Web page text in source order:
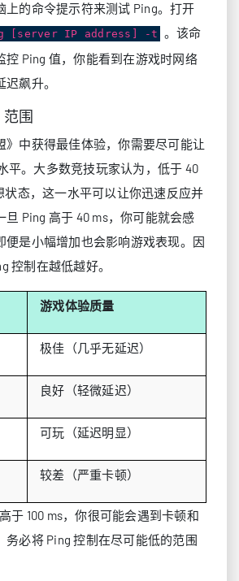
上的命令提示符来测试 Ping。打开
[server IP address] -t 。该命
控 Ping 值，你能看到在游戏时网络
飙升。
围
》中获得最佳体验，你需要尽可能让
平。大多数竞技玩家认为，低于 40
状态，这一水平可以让你迅速反应并
旦 Ping 高于 40 ms，你可能就会感
便是小幅增加也会影响游戏表现。因
控制在越低越好。
游戏体验质量
极佳（几乎无延迟）
良好（轻微延迟）
可玩（延迟明显）
较差（严重卡顿）
于 100 ms，你很可能会遇到卡顿和
务必将 Ping 控制在尽可能低的范围